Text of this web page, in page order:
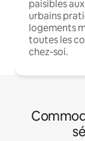
paisibles
urbains
logements
toutes les
chez-soi.